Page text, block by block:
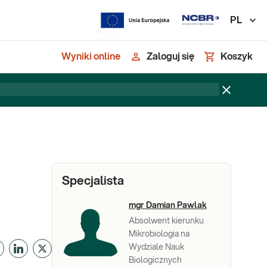
PL
Wyniki online Zaloguj się Koszyk
Specjalista
mgr Damian Pawlak
Absolwent kierunku
Mikrobiologia na
Wydziale Nauk
Biologicznych